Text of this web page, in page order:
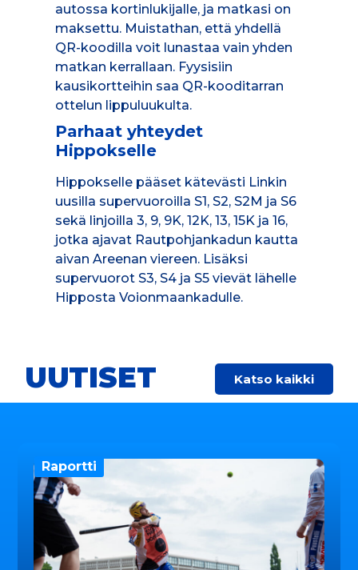
autossa kortinlukijalle, ja matkasi on
maksettu. Muistathan, että yhdellä
QR-koodilla voit lunastaa vain yhden
matkan kerrallaan. Fyysisiin
kausikortteihin saa QR-kooditarran
ottelun lippuluukulta.
Parhaat yhteydet
Hippokselle
Hippokselle pääset kätevästi Linkin
uusilla supervuoroilla S1, S2, S2M ja S6
sekä linjoilla 3, 9, 9K, 12K, 13, 15K ja 16,
jotka ajavat Rautpohjankadun kautta
aivan Areenan viereen. Lisäksi
supervuorot S3, S4 ja S5 vievät lähelle
Hipposta Voionmaankadulle.
UUTISET Katso kaikki
Raportti